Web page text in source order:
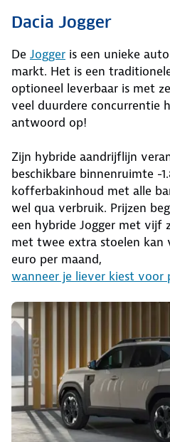
Dacia Jogger
De Jogger is een unieke
markt. Het is een
optioneel leverbaar is met
veel duurdere concurrentie
antwoord op!
Zijn hybride aandrijflijn
beschikbare binnenruimte -
kofferbakinhoud met alle
wel qua verbruik. Prijzen
een hybride Jogger met vijf
met twee extra stoelen kan
euro per maand,
wanneer je liever kiest voor